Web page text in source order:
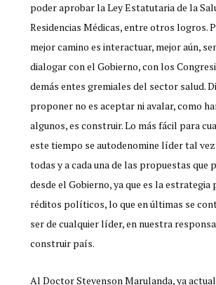
poder aprobar la Ley Estatutaria de la
Residencias Médicas, entre otros logros.
mejor camino es interactuar, mejor aún,
dialogar con el Gobierno, con los
demás entes gremiales del sector salud.
proponer no es aceptar ni avalar, como
algunos, es construir. Lo más fácil para
este tiempo se autodenomine líder tal vez
todas y a cada una de las propuestas que
desde el Gobierno, ya que es la estrategia
réditos políticos, lo que en últimas se
ser de cualquier líder, en nuestra
construir país.
Al Doctor Stevenson Marulanda, ya